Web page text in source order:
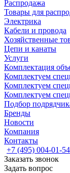
Распродажа
Товары для
Электрика
Кабели и провода
Хозяйственные
Цепи и канаты
Услуги
Комплектация
Комплектуем
Комплектуем
Комплектуем
Подбор
Бренды
Новости
Компания
Контакты
+7 (495) 004-01-54
Заказать звонок
Задать вопрос